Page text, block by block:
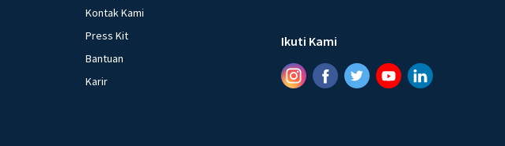
Kontak Kami
Press Kit
Bantuan
Karir
Ikuti Kami